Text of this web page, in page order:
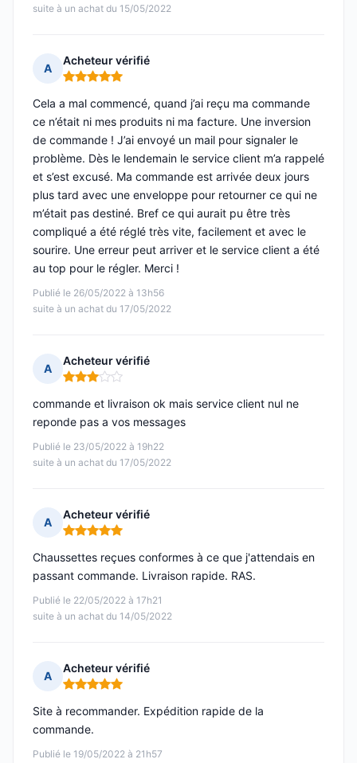
suite à un achat du 15/05/2022
A
Acheteur vérifié
Note : 5 sur 5
Publié le 26/05/2022 à 13h56
suite à un achat du 17/05/2022
Cela a mal commencé, quand j’ai reçu ma commande
ce n’était ni mes produits ni ma facture. Une inversion
de commande ! J’ai envoyé un mail pour signaler le
problème. Dès le lendemain le service client m’a rappelé
et s’est excusé. Ma commande est arrivée deux jours
plus tard avec une enveloppe pour retourner ce qui ne
m’était pas destiné. Bref ce qui aurait pu être très
compliqué a été réglé très vite, facilement et avec le
sourire. Une erreur peut arriver et le service client a été
au top pour le régler. Merci !
A
Acheteur vérifié
Note : 3 sur 5
Publié le 23/05/2022 à 19h22
suite à un achat du 17/05/2022
commande et livraison ok mais service client nul ne
reponde pas a vos messages
A
Acheteur vérifié
Note : 5 sur 5
Publié le 22/05/2022 à 17h21
suite à un achat du 14/05/2022
Chaussettes reçues conformes à ce que j'attendais en
passant commande. Livraison rapide. RAS.
A
Acheteur vérifié
Note : 5 sur 5
Publié le 19/05/2022 à 21h57
Site à recommander. Expédition rapide de la
commande.